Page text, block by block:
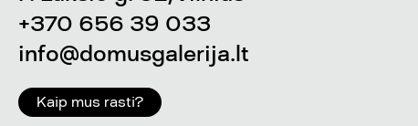
+370 656 39 033
info@domusgalerija.lt
Kaip mus rasti?